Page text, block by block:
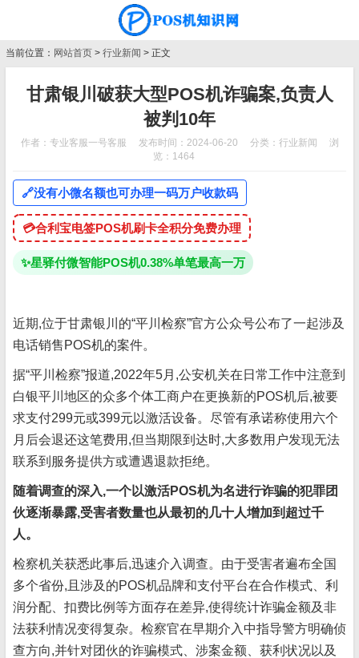
当前位置： 网站首页 > 行业新闻 > 正文
甘肃银川破获大型POS机诈骗案,负责人
被判10年
作者：专业客服一号客服 发布时间：2024-06-20 分类： 行业新闻
浏
览：1464
🔗没有小微名额也可办理一码万户收款码
💳合利宝电签POS机刷卡全积分免费办理
✨星驿付微智能POS机0.38%单笔最高一万
近期,位于甘肃银川的“平川检察”官方公众号公布了一起涉及
电话销售POS机的案件。
据“平川检察”报道,2022年5月,公安机关在日常工作中注意到
白银平川地区的众多个体工商户在更换新的POS机后,被要
求支付299元或399元以激活设备。尽管有承诺称使用六个
月后会退还这笔费用,但当期限到达时,大多数用户发现无法
联系到服务提供方或遭遇退款拒绝。
随着调查的深入,一个以激活POS机为名进行诈骗的犯罪团
伙逐渐暴露,受害者数量也从最初的几十人增加到超过千
人。
检察机关获悉此事后,迅速介入调查。由于受害者遍布全国
多个省份,且涉及的POS机品牌和支付平台在合作模式、利
润分配、扣费比例等方面存在差异,使得统计诈骗金额及非
法获利情况变得复杂。检察官在早期介入中指导警方明确侦
查方向,并针对团伙的诈骗模式、涉案金额、获利状况以及